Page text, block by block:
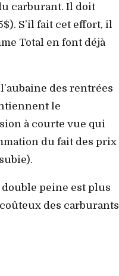
carburant. Il doit
S’il fait cet effort, il
Total en font déjà
des rentrées
le
à courte vue qui
du fait des prix
peine est plus
des carburants